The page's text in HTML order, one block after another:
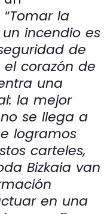
Tomar la
incendio es
de
corazón de
una
la mejor
se llega a
logramos
carteles,
Bizkaia van
en una